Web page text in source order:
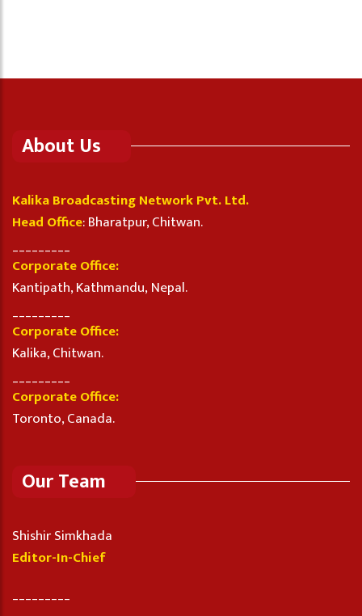
About Us
Kalika Broadcasting Network Pvt. Ltd.
Head Office: Bharatpur, Chitwan.
Corporate Office:
Kantipath, Kathmandu, Nepal.
Corporate Office:
Kalika, Chitwan.
Corporate Office:
Toronto, Canada.
Our Team
Shishir Simkhada
Editor-In-Chief